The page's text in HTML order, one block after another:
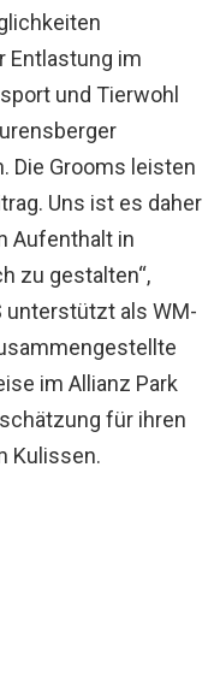
Entlastung im
und Tierwohl
Die Grooms leisten
Uns ist es daher
Aufenthalt in
zu gestalten“,
unterstützt als WM-
im Allianz Park
für ihren
Kulissen.